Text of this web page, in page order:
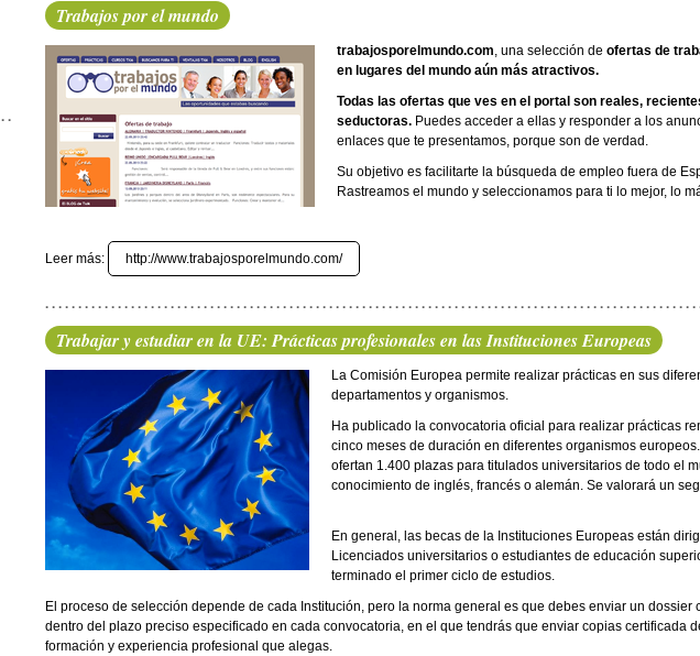
Trabajos por el mundo
trabajosporelmundo.com, una selección de ofertas de
en lugares del mundo aún más atractivos.
Todas las ofertas que ves en el portal son reales,
seductoras. Puedes acceder a ellas y responder a los
enlaces que te presentamos, porque son de verdad.
Su objetivo es facilitarte la búsqueda de empleo fuera de
Rastreamos el mundo y seleccionamos para ti lo mejor, lo
Leer más: http://www.trabajosporelmundo.com/
Trabajar y estudiar en la UE: Prácticas profesionales en las Instituciones Europeas
La Comisión Europea permite realizar prácticas en sus
departamentos y organismos.
Ha publicado la convocatoria oficial para realizar prácticas
cinco meses de duración en diferentes organismos
ofertan 1.400 plazas para titulados universitarios de todo el
conocimiento de inglés, francés o alemán. Se valorará un
En general, las becas de la Instituciones Europeas están
Licenciados universitarios o estudiantes de educación
terminado el primer ciclo de estudios.
El proceso de selección depende de cada Institución, pero la norma general es que debes enviar un dossier
dentro del plazo preciso especificado en cada convocatoria, en el que tendrás que enviar copias certificada
formación y experiencia profesional que alegas.